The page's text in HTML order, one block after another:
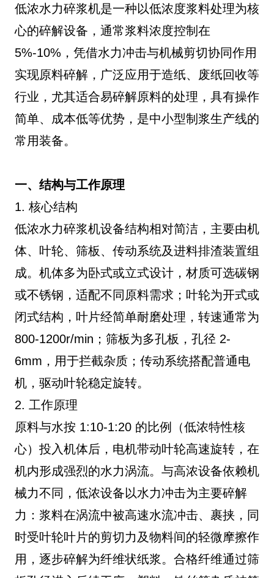
低浓水力碎浆机是一种以低浓度浆料处理为核
心的碎解设备，通常浆料浓度控制在
5%-10%，凭借水力冲击与机械剪切协同作用
实现原料碎解，广泛应用于造纸、废纸回收等
行业，尤其适合易碎解原料的处理，具有操作
简单、成本低等优势，是中小型制浆生产线的
常用装备。
一、结构与工作原理
1. 核心结构
低浓水力碎浆机设备结构相对简洁，主要由机
体、叶轮、筛板、传动系统及进料排渣装置组
成。机体多为卧式或立式设计，材质可选碳钢
或不锈钢，适配不同原料需求；叶轮为开式或
闭式结构，叶片经简单耐磨处理，转速通常为
800-1200r/min；筛板为多孔板，孔径 2-
6mm，用于拦截杂质；传动系统搭配普通电
机，驱动叶轮稳定旋转。
2. 工作原理
原料与水按 1:10-1:20 的比例（低浓特性核
心）投入机体后，电机带动叶轮高速旋转，在
机内形成强烈的水力涡流。与高浓设备依赖机
械力不同，低浓设备以水力冲击为主要碎解
力：浆料在涡流中被高速水流冲击、裹挟，同
时受叶轮叶片的剪切力及物料间的轻微摩擦作
用，逐步碎解为纤维状纸浆。合格纤维通过筛